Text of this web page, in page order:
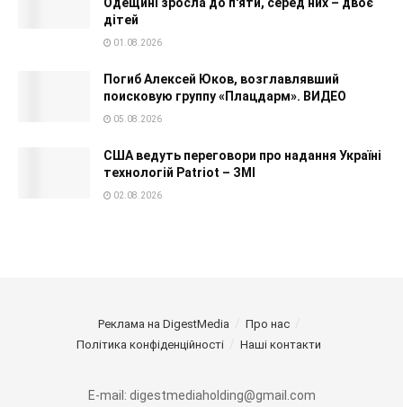
Одещині зросла до п'яти, серед них – двоє
дітей
01.08.2026
Погиб Алексей Юков, возглавлявший
поисковую группу «Плацдарм». ВИДЕО
05.08.2026
США ведуть переговори про надання Україні
технологій Patriot – ЗМІ
02.08.2026
Реклама на DigestMedia
Про нас
Політика конфіденційності
Наші контакти
E-mail: digestmediaholding@gmail.com